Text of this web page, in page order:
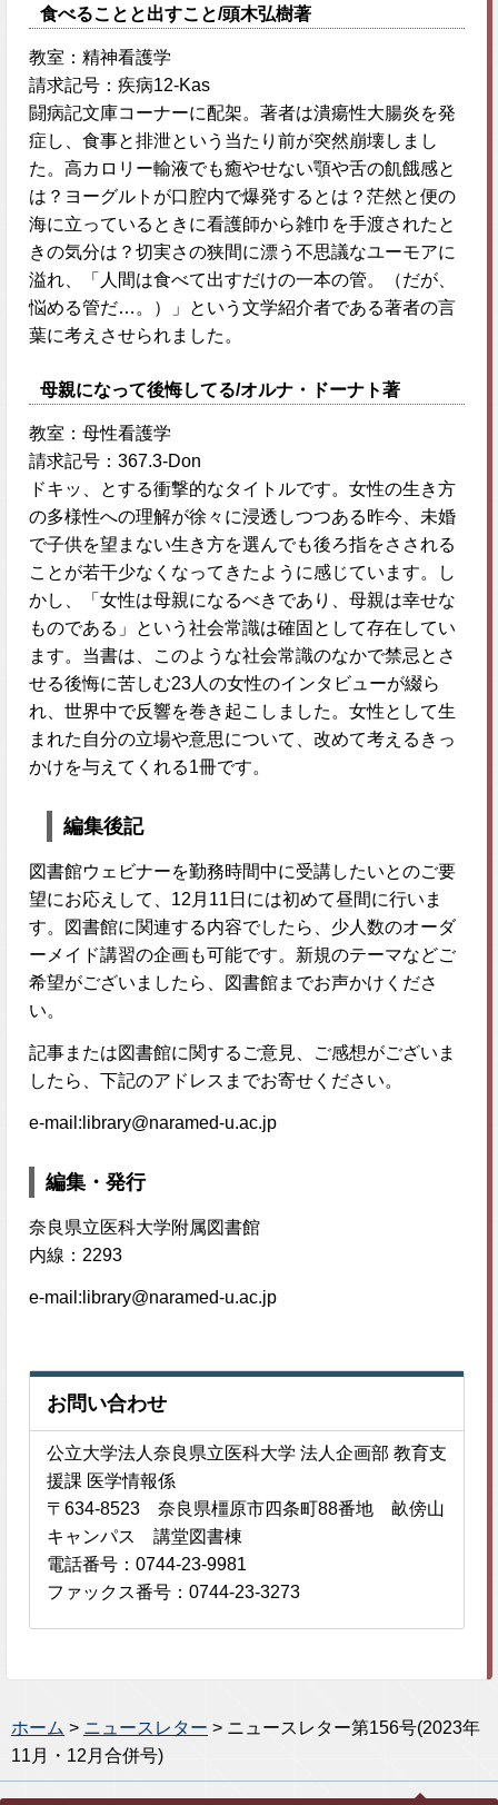
食べることと出すこと/頭木弘樹著
教室：精神看護学
請求記号：疾病12-Kas
闘病記文庫コーナーに配架。著者は潰瘍性大腸炎を発
症し、食事と排泄という当たり前が突然崩壊しまし
た。高カロリー輸液でも癒やせない顎や舌の飢餓感と
は？ヨーグルトが口腔内で爆発するとは？茫然と便の
海に立っているときに看護師から雑巾を手渡されたと
きの気分は？切実さの狭間に漂う不思議なユーモアに
溢れ、「人間は食べて出すだけの一本の管。（だが、
悩める管だ…。）」という文学紹介者である著者の言
葉に考えさせられました。
母親になって後悔してる/オルナ・ドーナト著
教室：母性看護学
請求記号：367.3-Don
ドキッ、とする衝撃的なタイトルです。女性の生き方
の多様性への理解が徐々に浸透しつつある昨今、未婚
で子供を望まない生き方を選んでも後ろ指をさされる
ことが若干少なくなってきたように感じています。し
かし、「女性は母親になるべきであり、母親は幸せな
ものである」という社会常識は確固として存在してい
ます。当書は、このような社会常識のなかで禁忌とさ
せる後悔に苦しむ23人の女性のインタビューが綴ら
れ、世界中で反響を巻き起こしました。女性として生
まれた自分の立場や意思について、改めて考えるきっ
かけを与えてくれる1冊です。
編集後記
図書館ウェビナーを勤務時間中に受講したいとのご要
望にお応えして、12月11日には初めて昼間に行いま
す。図書館に関連する内容でしたら、少人数のオーダ
ーメイド講習の企画も可能です。新規のテーマなどご
希望がございましたら、図書館までお声かけくださ
い。
記事または図書館に関するご意見、ご感想がございま
したら、下記のアドレスまでお寄せください。
e-mail:library@naramed-u.ac.jp
編集・発行
奈良県立医科大学附属図書館
内線：2293
e-mail:library@naramed-u.ac.jp
お問い合わせ
公立大学法人奈良県立医科大学 法人企画部 教育支
援課 医学情報係
〒634-8523 奈良県橿原市四条町88番地 畝傍山
キャンパス 講堂図書棟
電話番号：0744-23-9981
ファックス番号：0744-23-3273
ホーム > ニュースレター > ニュースレター第156号(2023年
11月・12月合併号)